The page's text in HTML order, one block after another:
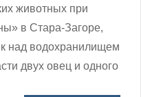
животных при
в Стара-Загоре,
над водохранилищем
двух овец и одного